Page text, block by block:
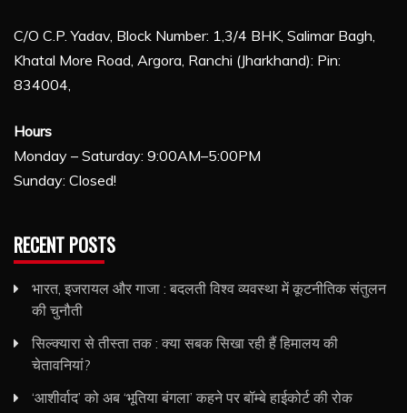
C/O C.P. Yadav, Block Number: 1,3/4 BHK, Salimar Bagh,
Khatal More Road, Argora, Ranchi (Jharkhand): Pin:
834004,
Hours
Monday – Saturday: 9:00AM–5:00PM
Sunday: Closed!
RECENT POSTS
भारत, इजरायल और गाजा : बदलती विश्व व्यवस्था में कूटनीतिक संतुलन
की चुनौती
सिल्क्यारा से तीस्ता तक : क्या सबक सिखा रही हैं हिमालय की
चेतावनियां?
‘आशीर्वाद’ को अब ‘भूतिया बंगला’ कहने पर बॉम्बे हाईकोर्ट की रोक